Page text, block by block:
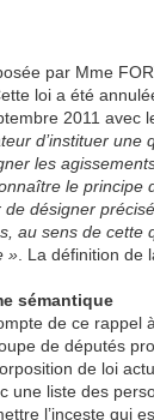
par Mme
loi a été
2011 avec
d’instituer une
les
le principe
de désigner
au sens de cette
» . La définition
sémantique
de ce rappel
de députés
de loi
une liste des
l’inceste qui